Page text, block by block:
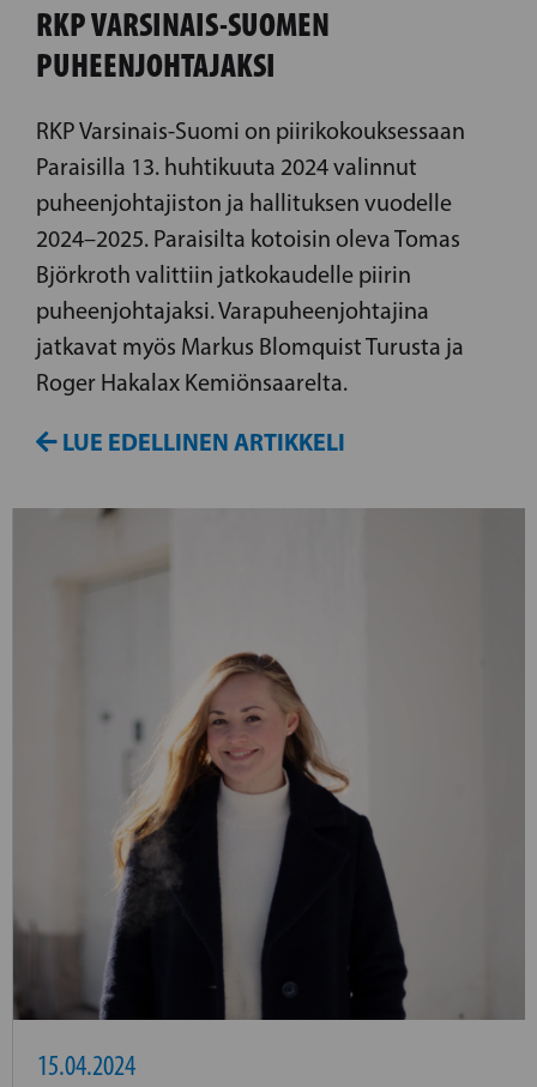
RKP VARSINAIS-SUOMEN
PUHEENJOHTAJAKSI
RKP Varsinais-Suomi on piirikokouksessaan
Paraisilla 13. huhtikuuta 2024 valinnut
puheenjohtajiston ja hallituksen vuodelle
2024–2025. Paraisilta kotoisin oleva Tomas
Björkroth valittiin jatkokaudelle piirin
puheenjohtajaksi. Varapuheenjohtajina
jatkavat myös Markus Blomquist Turusta ja
Roger Hakalax Kemiönsaarelta.
LUE EDELLINEN ARTIKKELI
15.04.2024